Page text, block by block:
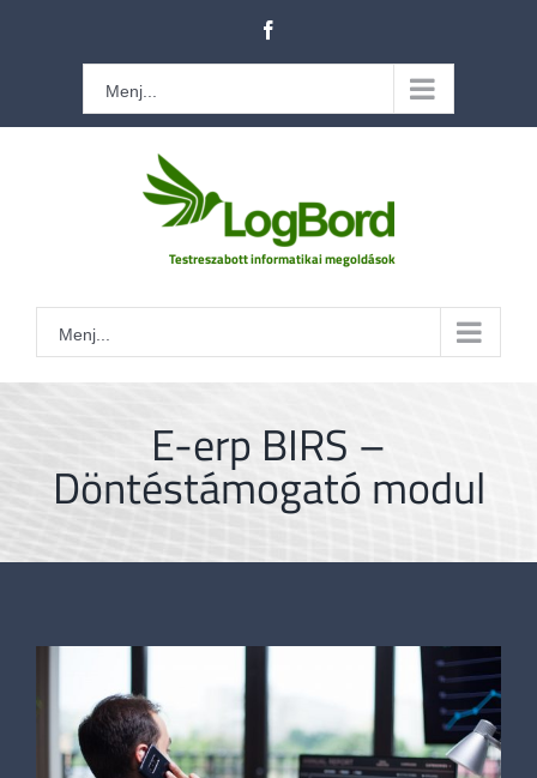
Menj...
Menj...
E-erp BIRS –
Döntéstámogató modul